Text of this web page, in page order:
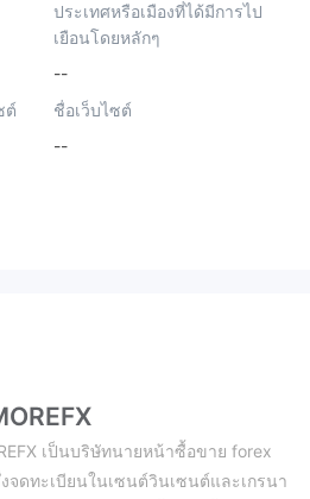
ประเทศหรือเมืองที่ได้มีการไป
เยือนโดยหลักๆ
--
ต์
ชื่อเว็บไซต์
--
เป็นบริษัทนายหน้าซื้อขาย forex
ดทะเบียนในเซนต์วินเซนต์และเกรนา